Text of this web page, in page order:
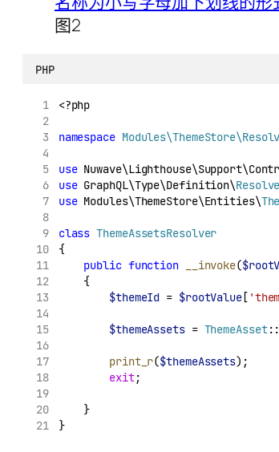
图2
PHP
<?php
namespace
use
use GraphQL\Type\Definition\
use Modules\ThemeStore\Entities\
class ThemeAssetsResolver
{
public function __invoke(
    {
$themeId = $rootValue[
$themeAssets = ThemeAsset
print_r($themeAssets);
exit;
    }
}